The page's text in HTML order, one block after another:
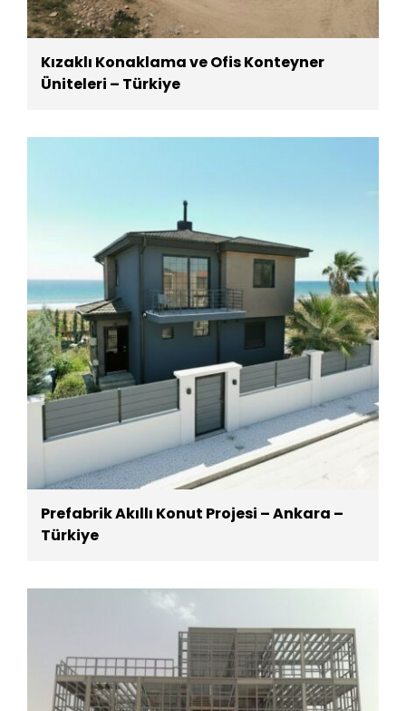
Kızaklı Konaklama ve Ofis Konteyner
Üniteleri – Türkiye
Prefabrik Akıllı Konut Projesi – Ankara –
Türkiye